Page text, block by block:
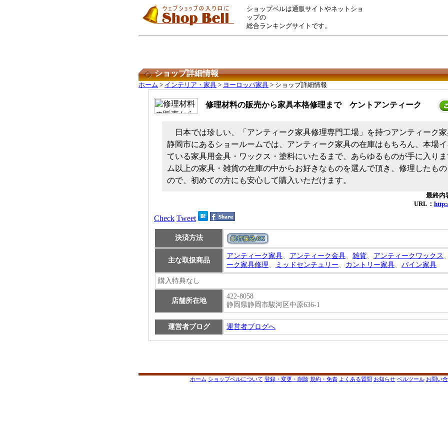
ショップベルは通販サイトやネットショ
ップの
総合ランキングサイトです。
ショップ詳細情報
ホーム > インテリア・家具 > ヨーロッパ家具 > ショップ詳細情報
修理材料の販売から家具本格修理まで ケントアンティーク
日本では珍しい、「アンティーク家具修理専門工場」を持つアンティーク家
静岡市にあるショールームでは、アンティーク家具の在庫はもちろん、本場
ている家具用金具・ワックス・塗料にいたるまで、あらゆるものが手に入りま
ム以上の家具・雑貨の在庫の中からお好きなものを選んで頂き、修理したも
ので、初めての方にも安心して購入いただけます。
最終内
URL：
Check Tweet
決済方法
主な取扱商品
アンティーク家具、 アンティーク金具、 雑貨、 アンティークワックス 、
ーク家具修理、 ミッドセンチュリー、 カントリー家具、 パイン家具
購入特典なし
店舗所在地
422-8058
静岡県静岡市駿河区中原636-1
運営者ブログ 運営者ブログへ
ホーム ショップベルについて 登録・変更・削除 規約・免責 よくある質問 お知らせ ベルツール お問い